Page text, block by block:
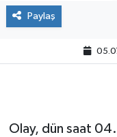
Paylaş
Olay, dün saat